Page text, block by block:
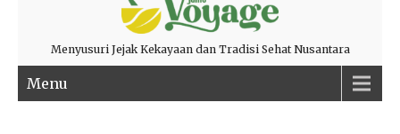
Menyusuri Jejak Kekayaan dan Tradisi Sehat Nusantara
Menu